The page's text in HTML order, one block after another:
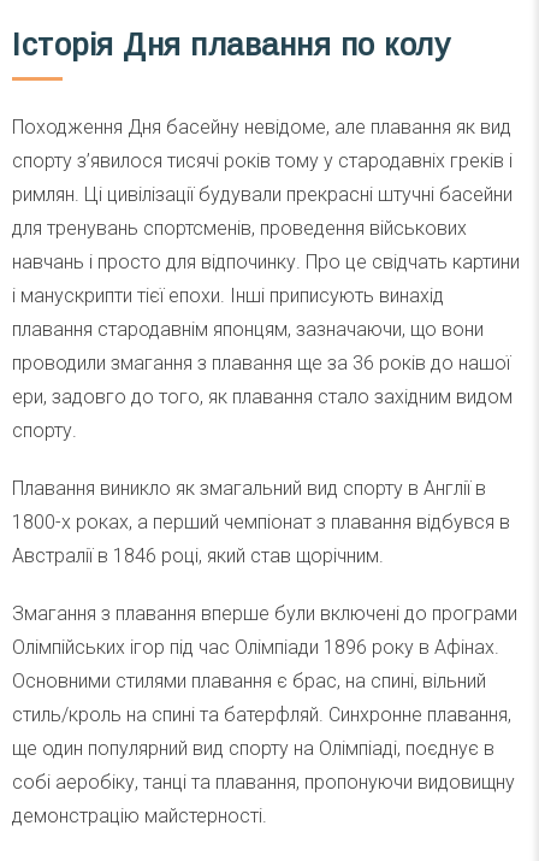
Історія Дня плавання по колу
Походження Дня басейну невідоме, але плавання як вид
спорту з’явилося тисячі років тому у стародавніх греків і
римлян. Ці цивілізації будували прекрасні штучні басейни
для тренувань спортсменів, проведення військових
навчань і просто для відпочинку. Про це свідчать картини
і манускрипти тієї епохи. Інші приписують винахід
плавання стародавнім японцям, зазначаючи, що вони
проводили змагання з плавання ще за 36 років до нашої
ери, задовго до того, як плавання стало західним видом
спорту.
Плавання виникло як змагальний вид спорту в Англії в
1800-х роках, а перший чемпіонат з плавання відбувся в
Австралії в 1846 році, який став щорічним.
Змагання з плавання вперше були включені до програми
Олімпійських ігор під час Олімпіади 1896 року в Афінах.
Основними стилями плавання є брас, на спині, вільний
стиль/кроль на спині та батерфляй. Синхронне плавання,
ще один популярний вид спорту на Олімпіаді, поєднує в
собі аеробіку, танці та плавання, пропонуючи видовищну
демонстрацію майстерності.